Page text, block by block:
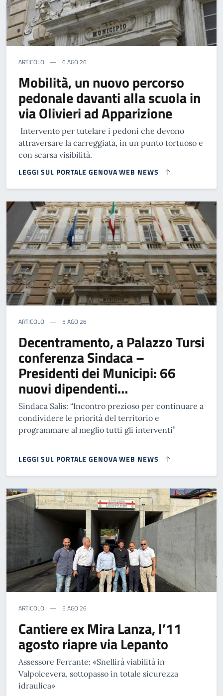
ARTICOLO 6 AGO 26
Mobilità, un nuovo percorso
pedonale davanti alla scuola in
via Olivieri ad Apparizione
Intervento per tutelare i pedoni che devono
attraversare la carreggiata, in un punto tortuoso e
con scarsa visibilità.
LEGGI SUL PORTALE GENOVA WEB NEWS
ARTICOLO 5 AGO 26
Decentramento, a Palazzo Tursi
conferenza Sindaca –
Presidenti dei Municipi: 66
nuovi dipendenti…
Sindaca Salis: “Incontro prezioso per continuare a
condividere le priorità del territorio e
programmare al meglio tutti gli interventi”
LEGGI SUL PORTALE GENOVA WEB NEWS
ARTICOLO 5 AGO 26
Cantiere ex Mira Lanza, l’11
agosto riapre via Lepanto
Assessore Ferrante: «Snellirà viabilità in
Valpolcevera, sottopasso in totale sicurezza
idraulica»